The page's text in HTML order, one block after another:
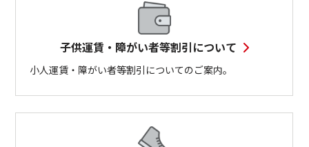
子供運賃・障がい者等割引について
小人運賃・障がい者等割引についてのご案内。